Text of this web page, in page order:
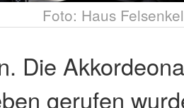
Foto: Haus
Die
gerufen